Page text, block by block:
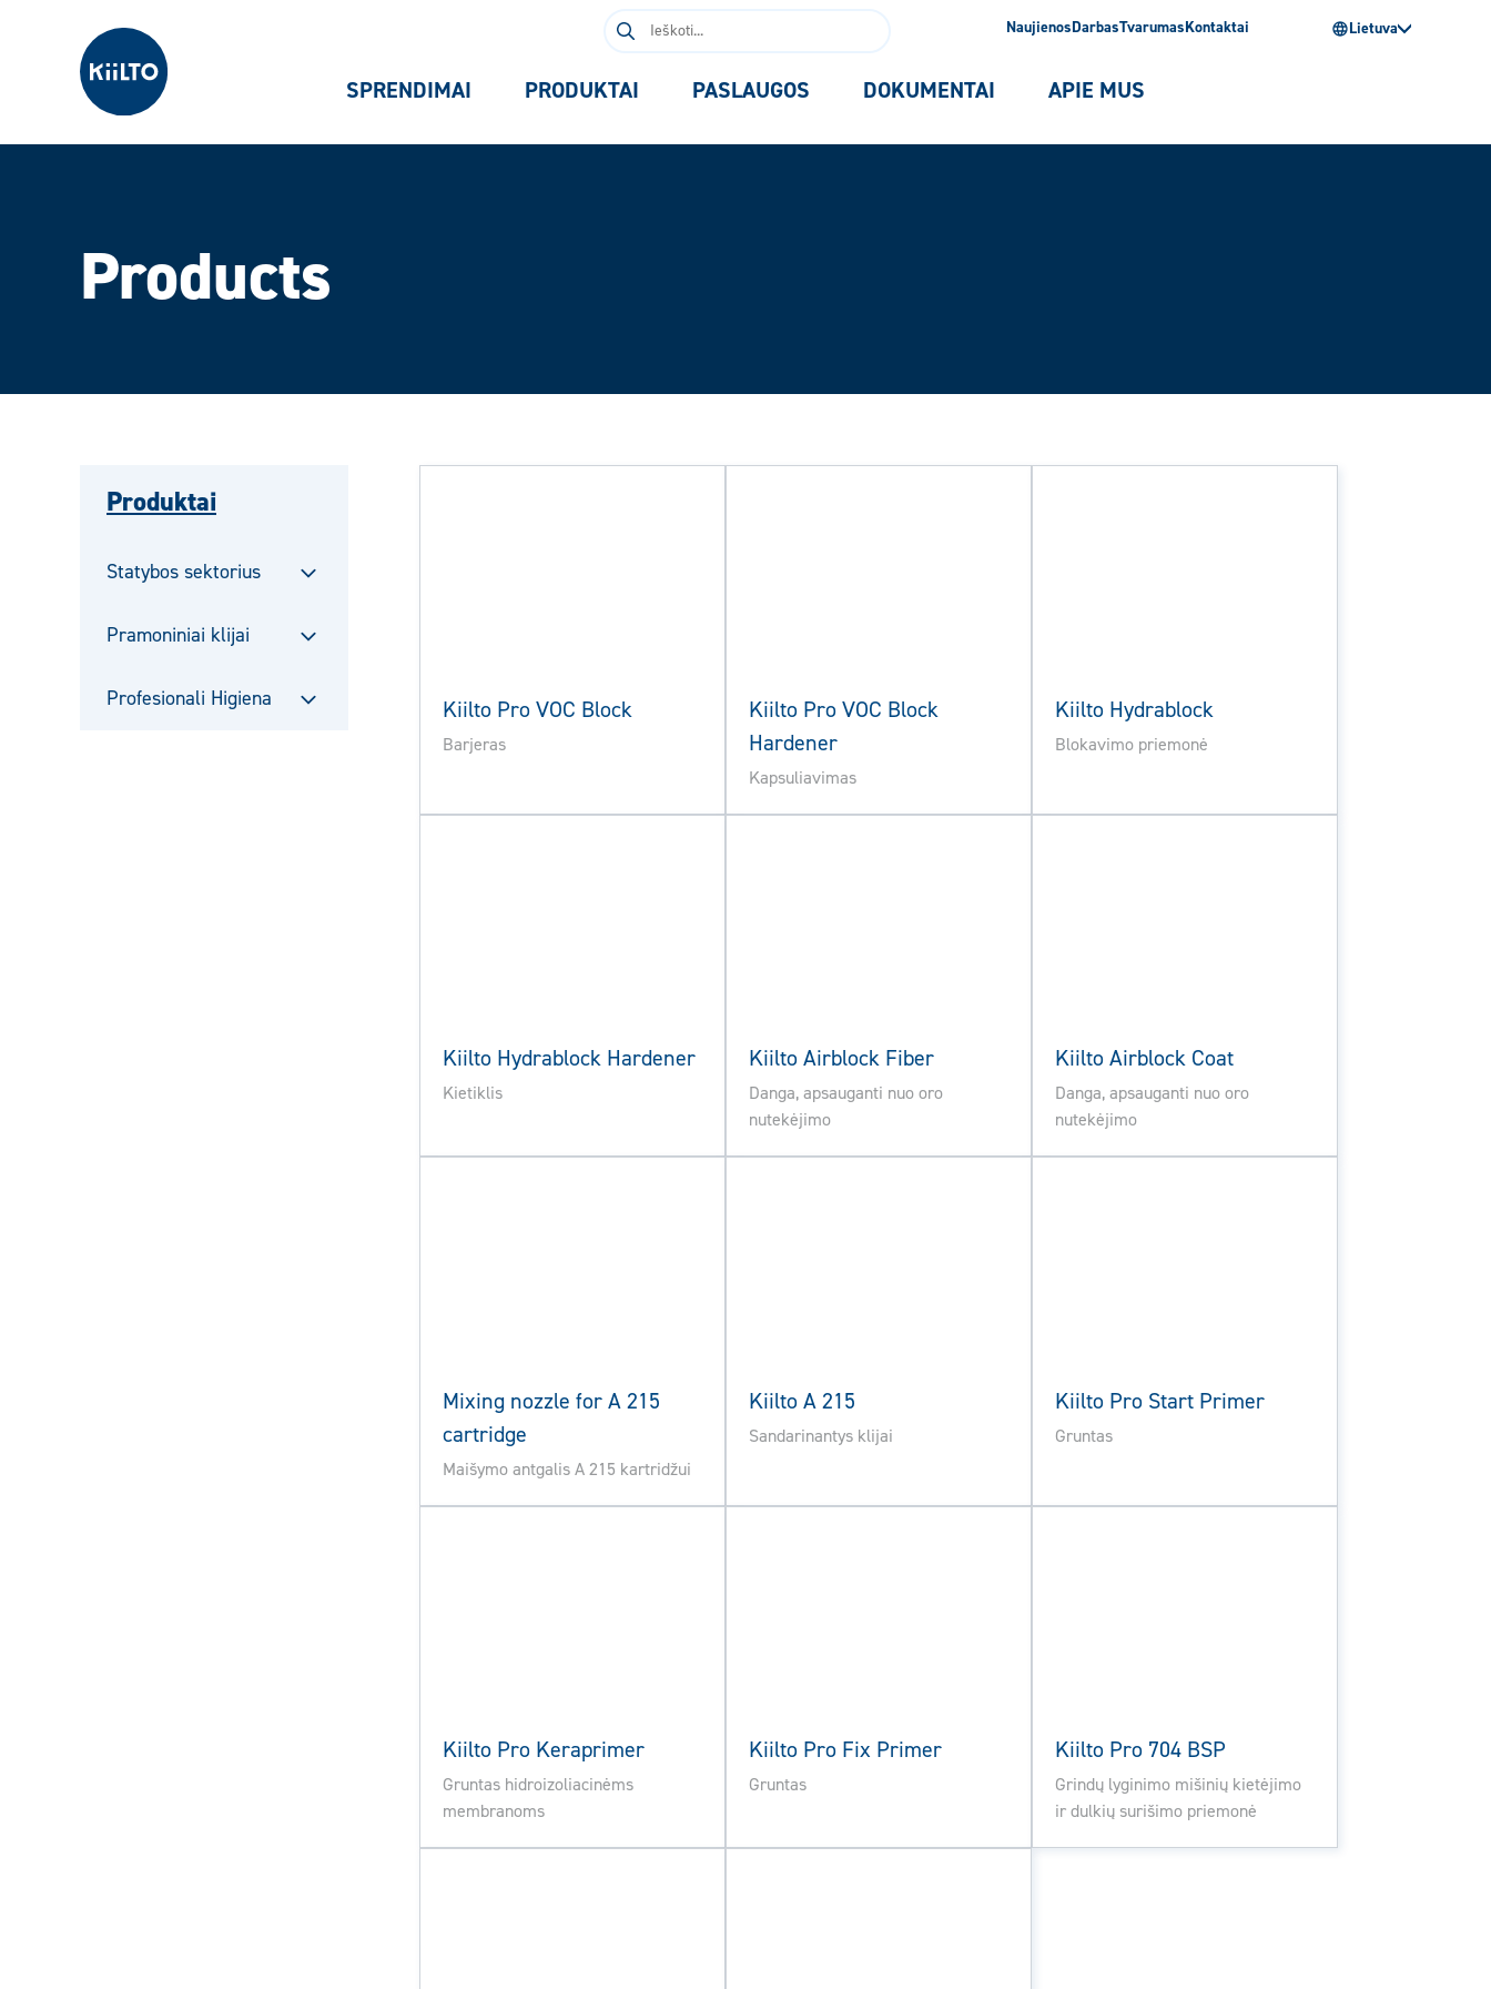
Kiilto Lietuva Ieškoti: NaujienosDarbasTvarumasKontaktai Lietuva
SPRENDIMAI PRODUKTAI PASLAUGOS DOKUMENTAI APIE MUS
Products
Produktai
Statybos sektorius
Pramoniniai klijai
Profesionali Higiena Kiilto Pro VOC Block
Barjeras
Kiilto Pro VOC Block
Hardener
Kapsuliavimas
Kiilto Hydrablock
Blokavimo priemonė
Kiilto Hydrablock Hardener
Kietiklis
Kiilto Airblock Fiber
Danga, apsauganti nuo oro
nutekėjimo
Kiilto Airblock Coat
Danga, apsauganti nuo oro
nutekėjimo
Mixing nozzle for A 215
cartridge
Maišymo antgalis A 215 kartridžui
Kiilto A 215
Sandarinantys klijai
Kiilto Pro Start Primer
Gruntas
Kiilto Pro Keraprimer
Gruntas hidroizoliacinėms
membranoms
Kiilto Pro Fix Primer
Gruntas
Kiilto Pro 704 BSP
Grindų lyginimo mišinių kietėjimo
ir dulkių surišimo priemonė